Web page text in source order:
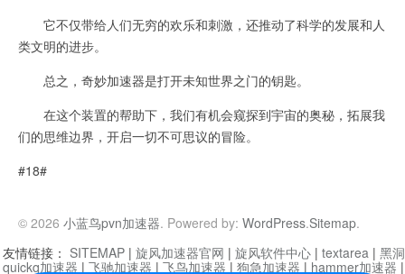
它不仅带给人们无穷的欢乐和刺激，还推动了科学的发展和人
类文明的进步。
总之，奇妙加速器是打开未知世界之门的钥匙。
在这个装置的帮助下，我们有机会窥探到宇宙的奥秘，拓展我
们的思维边界，开启一切不可思议的冒险。
#18#
© 2026 小蓝鸟pvn加速器. Powered by: WordPress.Sitemap.
友情链接： SITEMAP | 旋风加速器官网 | 旋风软件中心 | textarea | 黑
quickq加速器 | 飞驰加速器 | 飞鸟加速器 | 狗急加速器 | hammer加速器